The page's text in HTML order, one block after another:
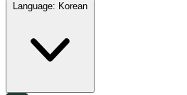
Language: Korean